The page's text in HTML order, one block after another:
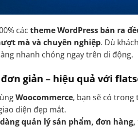
các theme WordPress bán ra
mà và chuyên nghiệp. Dù
nhanh chóng ngay trên di động.
giản – hiệu quả với
Woocommerce, bạn sẽ có trong
diện đẹp mắt.
quản lý sản phẩm, đơn